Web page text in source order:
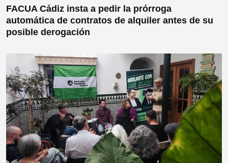
FACUA Cádiz insta a pedir la prórroga
automática de contratos de alquiler antes de su
posible derogación